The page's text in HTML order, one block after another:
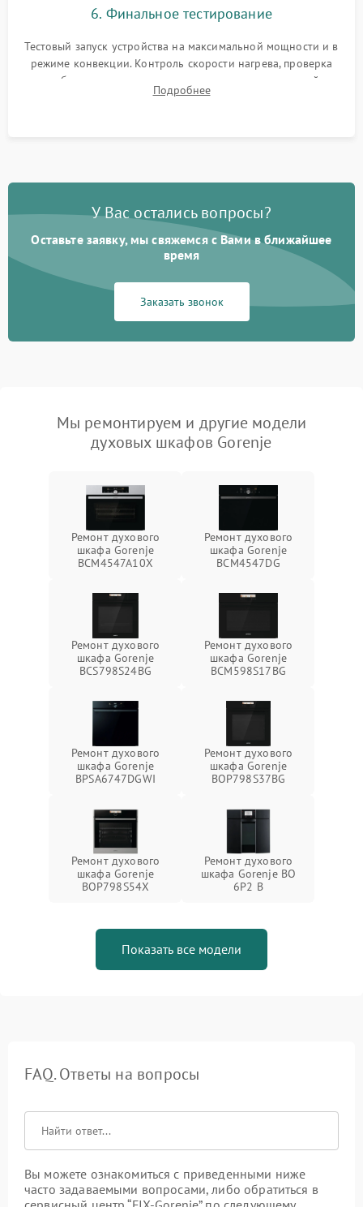
6. Финальное тестирование
Тестовый запуск устройства на максимальной мощности и в
режиме конвекции. Контроль скорости нагрева, проверка
срабатывания термостата при достижении заданной
температуры и тест на отсутствие утечек тока.
Подробнее
У Вас остались вопросы?
Оставьте заявку, мы свяжемся с Вами в ближайшее
время
Заказать звонок
Мы ремонтируем и другие модели
духовых шкафов Gorenje
Ремонт духового
шкафа Gorenje
BCM4547A10X
Ремонт духового
шкафа Gorenje
BCM4547DG
Ремонт духового
шкафа Gorenje
BCS798S24BG
Ремонт духового
шкафа Gorenje
BCM598S17BG
Ремонт духового
шкафа Gorenje
BPSA6747DGWI
Ремонт духового
шкафа Gorenje
BOP798S37BG
Ремонт духового
шкафа Gorenje
BOP798S54X
Ремонт духового
шкафа Gorenje BO
6P2 B
Показать все модели
FAQ. Ответы на вопросы
Вы можете ознакомиться с приведенными ниже
часто задаваемыми вопросами, либо обратиться в